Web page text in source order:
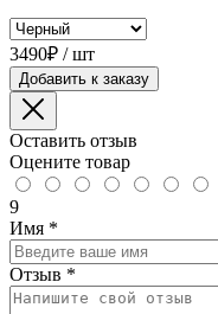
3490₽ / шт
Добавить к заказу
Оставить отзыв
Оцените товар
9
Имя *
Отзыв *